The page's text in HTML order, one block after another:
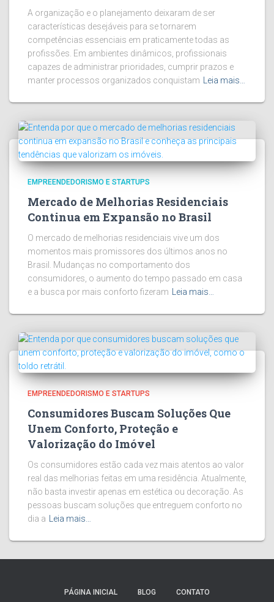
A organização e o planejamento deixaram de ser
características desejáveis para se tornarem
competências essenciais em praticamente todas as
profissões. Em ambientes dinâmicos, profissionais
capazes de administrar prioridades, cumprir prazos e
manter processos organizados conquistam
Leia mais…
EMPREENDEDORISMO E STARTUPS
Mercado de Melhorias Residenciais
Continua em Expansão no Brasil
O mercado de melhorias residenciais vive um dos
momentos mais promissores dos últimos anos no
Brasil. Mudanças no comportamento dos
consumidores, o aumento do tempo passado em casa
e a busca por mais conforto fizeram
Leia mais…
EMPREENDEDORISMO E STARTUPS
Consumidores Buscam Soluções Que
Unem Conforto, Proteção e
Valorização do Imóvel
Os consumidores estão cada vez mais atentos ao valor
real das melhorias feitas em uma residência. Atualmente,
não basta investir apenas em estética ou decoração. As
pessoas buscam soluções que entreguem conforto no
dia a
Leia mais…
PÁGINA INICIAL BLOG CONTATO